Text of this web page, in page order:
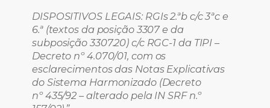
DISPOSITIVOS LEGAIS: RGIs 2.ªb c/c 3ªc e
6.ª (textos da posição 3307 e da
subposição 3307.20) c/c RGC-1 da TIPI –
Decreto nº4.070/01, com os
esclarecimentos das Notas Explicativas
do Sistema Harmonizado (Decreto
nº435/92 – alterado pela IN SRF n.º